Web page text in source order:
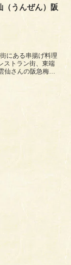
（うんぜん）阪
ストラン街、東端